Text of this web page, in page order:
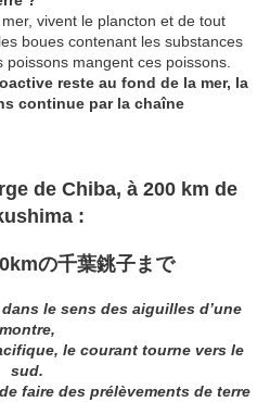
vivent le plancton et de tout
boues contenant les substances
mangent ces poissons.
reste au fond de la mer, la
continue par la chaîne
de Chiba, à 200 km de
:
の千葉銚子まで
le sens des aiguilles d’une
montre,
le courant tourne vers le
sud.
faire des prélèvements de terre